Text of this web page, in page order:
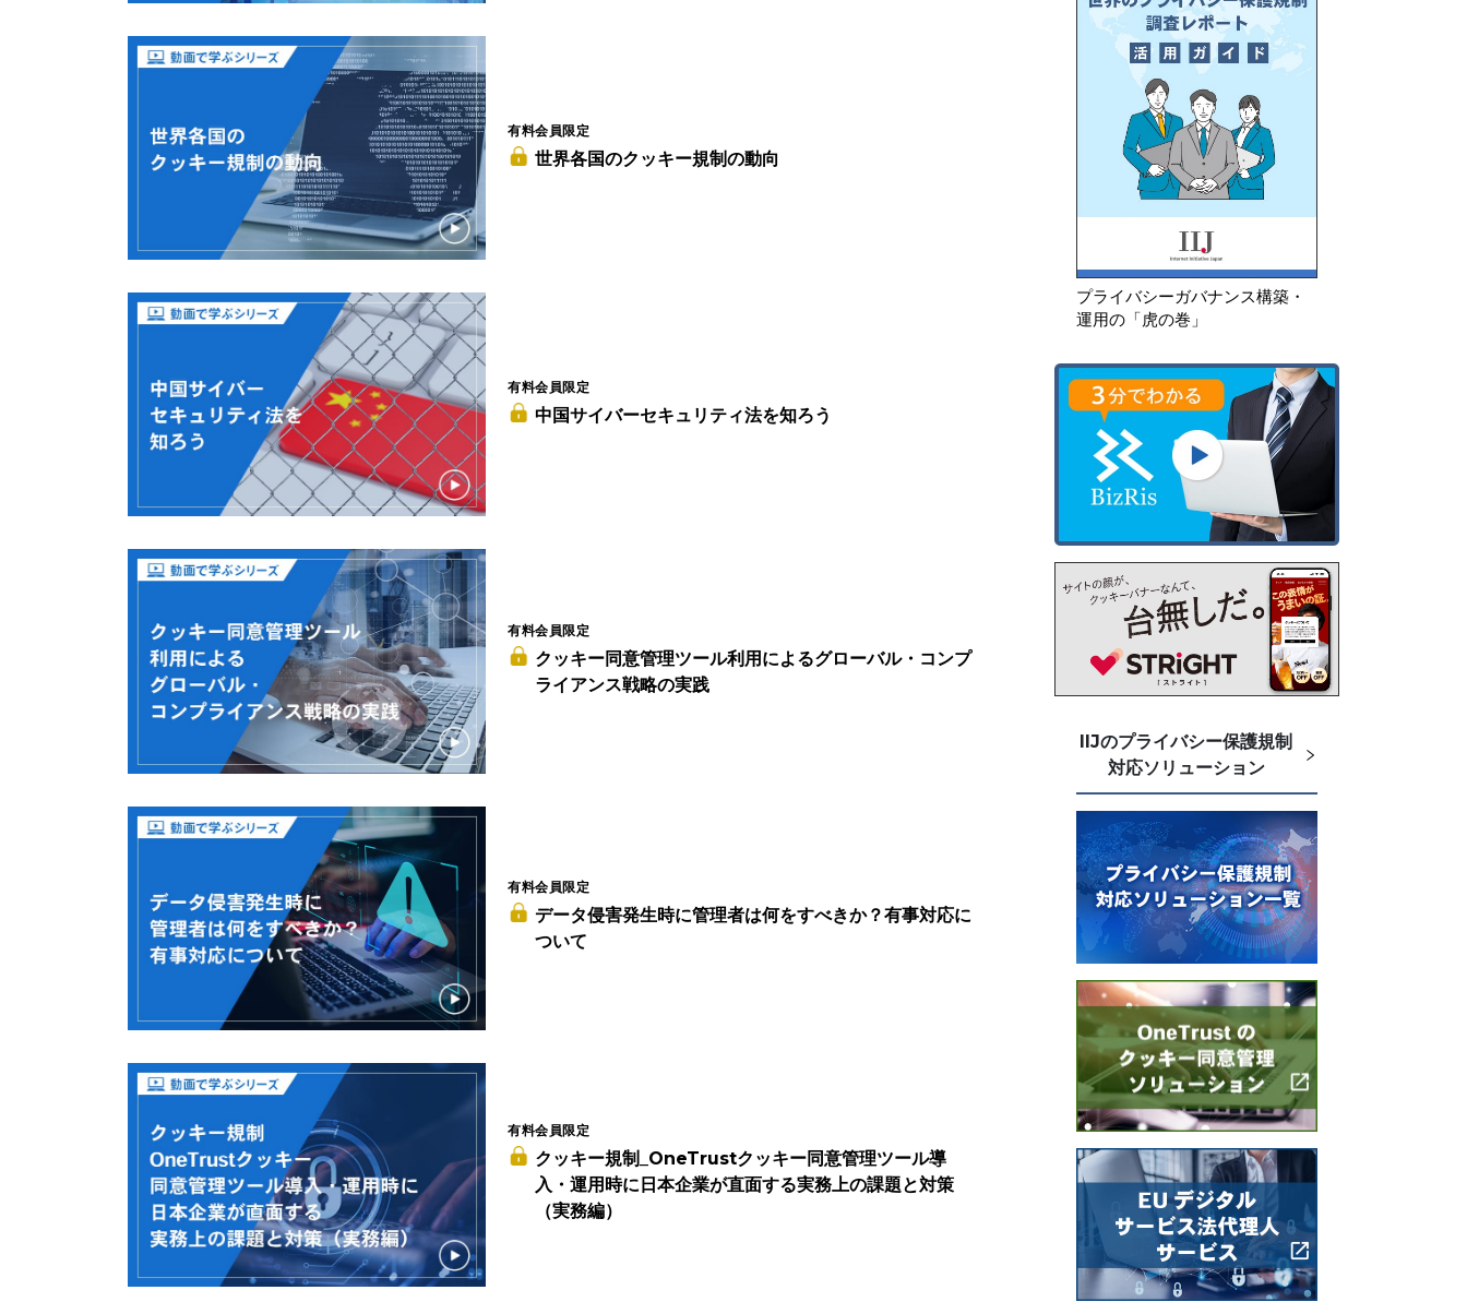
有料会員限定
世界各国のクッキー規制の動向
有料会員限定
中国サイバーセキュリティ法を知ろう
有料会員限定
クッキー同意管理ツール利用によるグローバル・コンプ
ライアンス戦略の実践
有料会員限定
データ侵害発生時に管理者は何をすべきか？有事対応に
ついて
有料会員限定
クッキー規制_OneTrustクッキー同意管理ツール導
入・運用時に日本企業が直面する実務上の課題と対策
（実務編）
プライバシーガバナンス構築・
運用の「虎の巻」
IIJのプライバシー保護規制
対応ソリューション